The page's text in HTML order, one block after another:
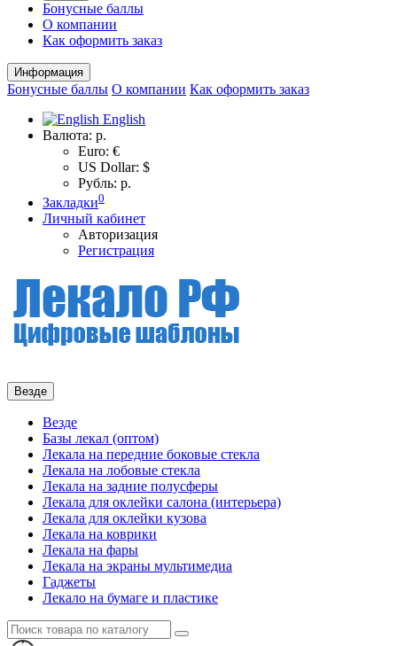
Бонусные баллы
О компании
Как оформить заказ
Информация
Бонусные баллы О компании Как оформить заказ
English
Валюта: р.
Euro: €
US Dollar: $
Рубль: р.
Закладки0
Личный кабинет
Авторизация
Регистрация
Везде
Везде
Базы лекал (оптом)
Лекала на передние боковые стекла
Лекала на лобовые стекла
Лекала на задние полусферы
Лекала для оклейки салона (интерьера)
Лекала для оклейки кузова
Лекала на коврики
Лекала на фары
Лекала на экраны мультимедиа
Гаджеты
Лекало на бумаге и пластике